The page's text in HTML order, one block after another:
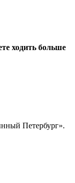
ходить больше
Петербург».